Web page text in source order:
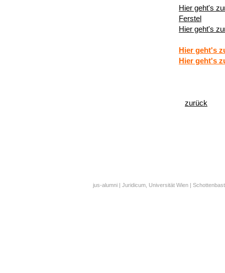
Hier geht's
Ferstel
Hier geht's
Hier geht's
Hier geht's
zurück
jus-alumni | Juridicum, Universität Wien |